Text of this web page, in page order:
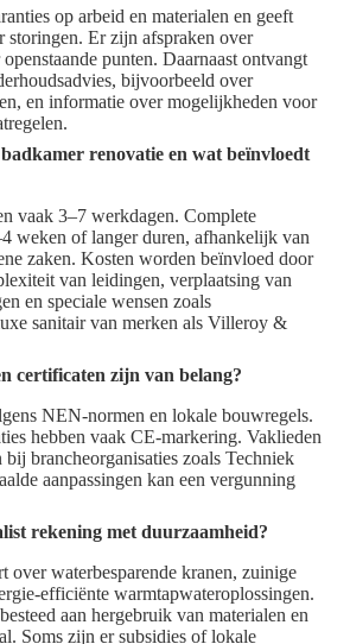
op arbeid en materialen en geeft
storingen. Er zijn afspraken over
punten. Daarnaast ontvangt
bijvoorbeeld over
en informatie over mogelijkheden voor
renovatie en wat beïnvloedt
vaak 3–7 werkdagen. Complete
weken of langer duren, afhankelijk van
zaken. Kosten worden beïnvloed door
van leidingen, verplaatsing van
en speciale wensen zoals
sanitair van merken als Villeroy &
certificaten zijn van belang?
NEN-normen en lokale bouwregels.
hebben vaak CE-markering. Vaklieden
bij brancheorganisaties zoals Techniek
aanpassingen kan een vergunning
rekening met duurzaamheid?
over waterbesparende kranen, zuinige
efficiënte warmtapwateroplossingen.
aan hergebruik van materialen en
Soms zijn er subsidies of lokale